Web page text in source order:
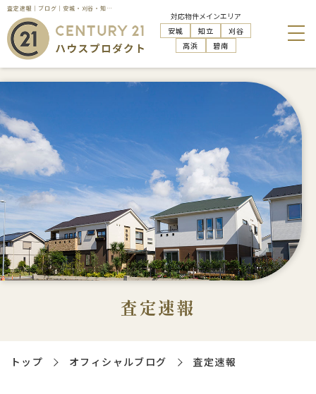
査定速報｜ブログ｜安城・刈谷・知立・高浜の不動産売却・購入・管理活用はハウスプロダクトへお任せください
対応物件メインエリア
安城
知立
刈谷
高浜
碧南
査定速報
トップ オフィシャルブログ 査定速報